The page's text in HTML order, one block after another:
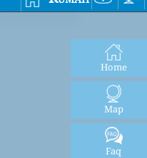
Home
Map
Faq